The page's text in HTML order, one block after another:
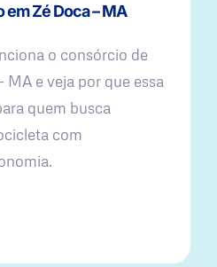
Zé Doca – MA
o consórcio de
MA e veja por que essa
quem busca
com